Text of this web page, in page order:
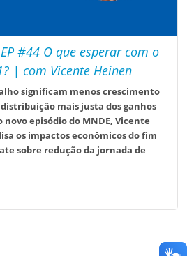
#44 O que esperar com o
| com Vicente Heinen
significam menos crescimento
mais justa dos ganhos
episódio do MNDE, Vicente
os impactos econômicos do fim
sobre redução da jornada de